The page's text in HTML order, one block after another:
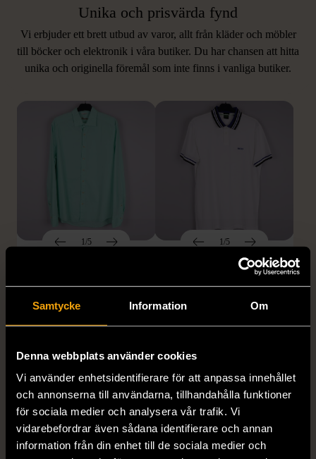
Samtycke Information Om
Denna webbplats använder cookies
Vi använder enhetsidentifierare för att anpassa innehållet
och annonserna till användarna, tillhandahålla funktioner
för sociala medier och analysera vår trafik. Vi
vidarebefordrar även sådana identifierare och annan
information från din enhet till de sociala medier och
Unika och prisvärda fynd
Vi erbjuder ett brett utbud av varor, allt från kläder och möbler
till böcker och elektronik i våra butiker. Du har chansen att hitta
unika och originella föremål som inte finns i vanliga butiker.
LIKNANDE PRODUKTER
Hitta produkter som påminner om denna
1/5
259 kr
1/5
279 kr